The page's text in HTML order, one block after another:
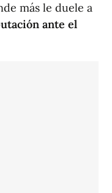
más le duele a
ante el